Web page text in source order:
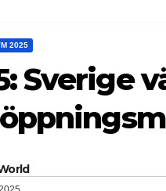
2025
Sverige